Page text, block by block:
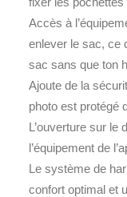
Accès à
enlever le sac, ce
sac sans que ton
Ajoute de la
photo est protégé
L’ouverture sur le
l’équipement de
Le système de
confort optimal et